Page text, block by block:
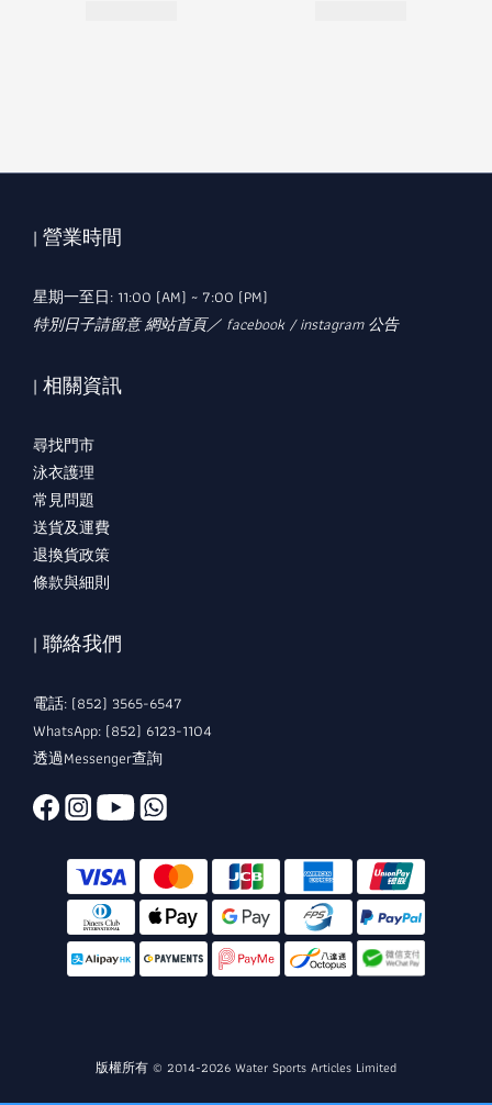
| 營業時間
星期一至日: 11:00 (AM) ~ 7:00 (PM)
特別日子請留意 網站首頁／ facebook / instagram 公告
| 相關資訊
尋找門市
泳衣護理
常見問題
送貨及運費
退換貨政策
條款與細則
| 聯絡我們
電話: (852) 3565-6547
WhatsApp: (852) 6123-1104
透過Messenger查詢
版權所有 © 2014-2026 Water Sports Articles Limited